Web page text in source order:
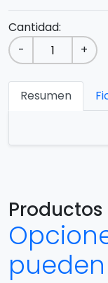
Cantidad:
-
+
Resumen